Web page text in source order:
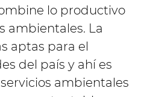
lo productivo
ambientales. La
aptas para el
del país y ahí es
ambientales